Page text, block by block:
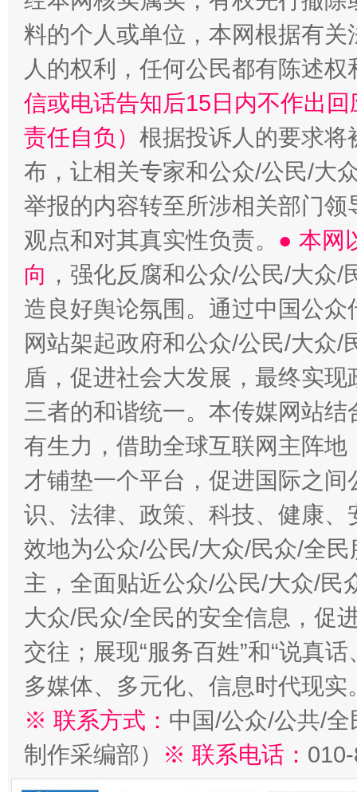
料的个人或单位，本网根据有
人的权利，任何公民都有陈述
信或电话告知后15日内不作出
责任自负） 根据投诉人的要求将
布，让相关专家和公众/公民/大
举报的内容转至所涉相关部门
观点和对其真实性负责。 ● 本网
向 ，强化反腐和公众/公民/大众
造良好舆论氛围。通过中国公
网站架起政府和公众/公民/大众
盾，促进社会大发展，最终实
三者的和谐统一。本传媒网站
有生力，借助全球互联网主阵
才铺垫一个平台，促进国际之
识、法律、政策、科技、健康
效地为公众/公民/大众/民众/全
主，全面贴近公众/公民/大众/民
大众/民众/全民的安全信息，促
交往；展现“服务百姓”和“说真
多媒体、多元化、信息时代现实
※ 联系方式： 中国/公众/公共/
制作采编部）
※ 联系电话：